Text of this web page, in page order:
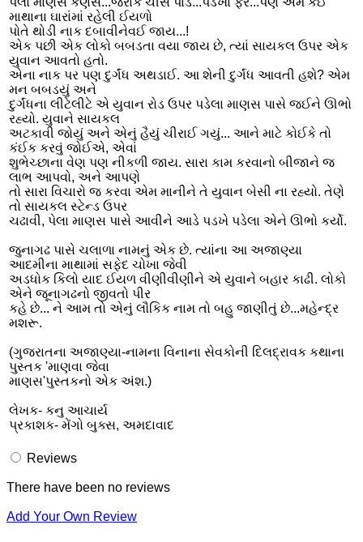
માથાના ઘારાંમાં રહેલી ઈયળો
પોતે થોડી નાક દબાવીનેવઈ જાય...!
એક પછી એક લોકો બબડતા વયા જાય છે, ત્યાં સાયકલ ઉપર એક
યુવાન આવતો હતો.
એના નાક પર પણ દુર્ગંધ અથડાઈ. આ શેની દુર્ગંધ આવતી હશે? એમ
મન બબડયું અને
દુર્ગંધના લીટેલીટે એ યુવાન રોડ ઉપર પડેલા માણસ પાસે જઈને ઊભો
રહ્યો. યુવાને સાયકલ
અટકાવી જોયું અને એનું હૈયું ચીરાઈ ગયું... આને માટે કોઈકે તો
કંઈક કરવું જોઈએ, એવાં
શુભેચ્છાના વેણ પણ નીકળી જાય. સારા કામ કરવાનો બીજાને જ
લાભ આપવો, અને આપણે
તો સારા વિચારો જ કરવા એમ માનીને તે યુવાન બેસી ના રહ્યો. તેણે
તો સાયકલ સ્ટેન્ડ ઉપર
ચઢાવી, પેલા માણસ પાસે આવીને આડે પડખે પડેલા એને ઊભો કર્યો.
જુનાગઢ પાસે ચલાળા નામનું એક છે. ત્યાંના આ અજાણ્યા
આદમીના માથામાં સફેદ ચોખા જેવી
અડધોક કિલો યાદ ઈયળ વીણીવીણીને એ યુવાને બહાર કાઢી. લોકો
એને જૂનાગઢનો જીવતો પીર
કહે છે... ને આમ તો એનું લૌકિક નામ તો બહુ જાણીતું છે...મહેન્દ્ર
મશરૂ.
(ગુજરાતના અજાણ્યા-નામના વિનાના સેવકોની દિલદ્રાવક કથાના
પુસ્તક 'માણવા જેવા
માણસ'પુસ્તકનો એક અંશ.)
લેખક- કનુ આચાર્ય
પ્રકાશક- મેંગો બુક્સ, અમદાવાદ
Reviews
There have been no reviews
Add Your Own Review